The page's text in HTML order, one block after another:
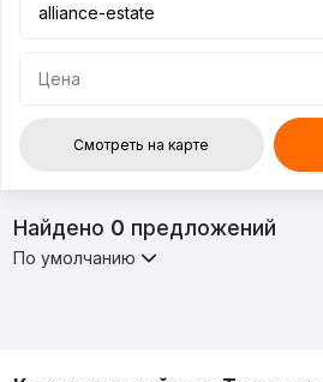
Цена
Смотреть на карте
Найдено 0 предложений
По умолчанию